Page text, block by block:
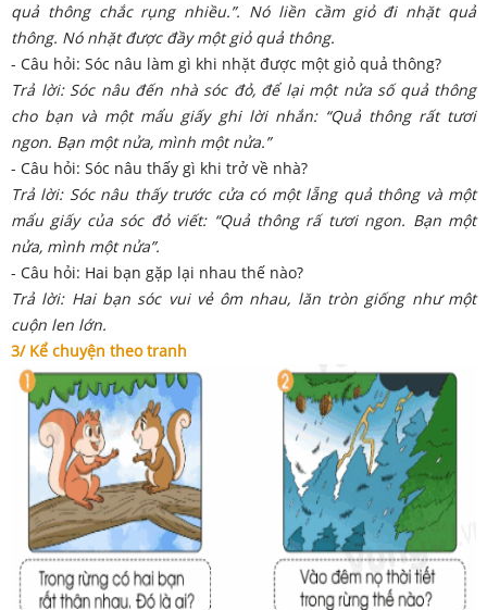
quả thông chắc rụng nhiều.”. Nó liền cầm giỏ đi nhặt quả
thông. Nó nhặt được đầy một giỏ quả thông.
- Câu hỏi: Sóc nâu làm gì khi nhặt được một giỏ quả thông?
Trả lời: Sóc nâu đến nhà sóc đỏ, để lại một nửa số quả thông
cho bạn và một mẩu giấy ghi lời nhắn: “Quả thông rất tươi
ngon. Bạn một nửa, mình một nửa.”
- Câu hỏi: Sóc nâu thấy gì khi trở về nhà?
Trả lời: Sóc nâu thấy trước cửa có một lẵng quả thông và một
mẩu giấy của sóc đỏ viết: “Quả thông rấ tươi ngon. Bạn một
nửa, mình một nửa”.
- Câu hỏi: Hai bạn gặp lại nhau thế nào?
Trả lời: Hai bạn sóc vui vẻ ôm nhau, lăn tròn giống như một
cuộn len lớn.
3/ Kể chuyện theo tranh